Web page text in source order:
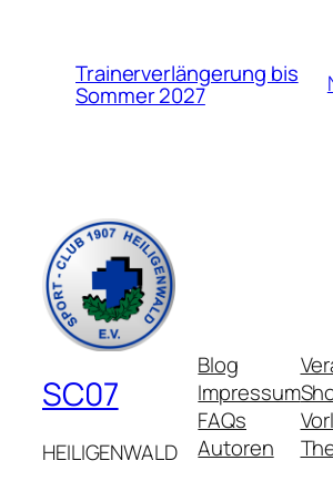
Trainerverlängerung bis
Sommer 2027
SC07
HEILIGENWALD
Blog
Impressum
FAQs
Autoren